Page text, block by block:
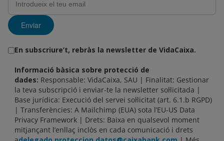
Enviar
En subscriure’t, rebràs la newsletter de VidaCaixa.
Informació bàsica sobre protecció de
dades: Responsable: VidaCaixa, SAU | Finalitat: Gestionar
la teva subscripció i enviar-te la newsletter sol·licitada |
Base jurídica: Execució del servei sol·licitat (art. 6.1.b RGPD)
| Transferències: A Mailchimp (EUA) sota l’EU-US Data
Privacy Framework | Drets: Baixa en qualsevol moment
mitjançant l’enllaç inclòs en cada comunicació i drets